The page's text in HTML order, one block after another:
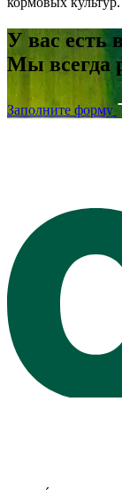
У вас есть
Мы всегда
Заполните форму